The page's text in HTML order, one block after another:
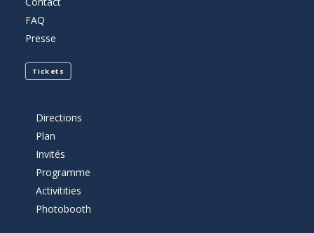
FAQ
Presse
Tickets
Directions
Plan
Invités
Programme
Activitities
Photobooth